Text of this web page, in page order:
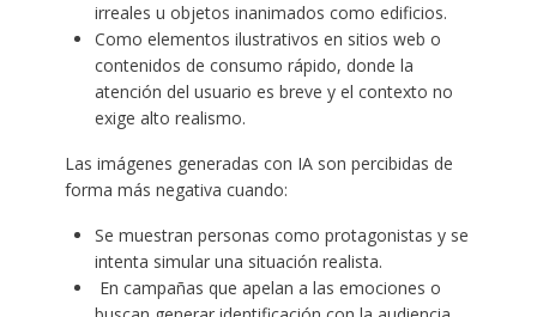
irreales u objetos inanimados como edificios.
Como elementos ilustrativos en sitios web o
contenidos de consumo rápido, donde la
atención del usuario es breve y el contexto no
exige alto realismo.
Las imágenes generadas con IA son percibidas de
forma más negativa cuando: ​
Se muestran personas como protagonistas y se
intenta simular una situación realista.
En campañas que apelan a las emociones o